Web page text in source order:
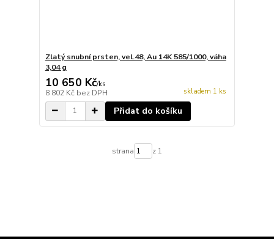
Zlatý snubní prsten, vel.48, Au 14K 585/1000, váha
3,04 g
10 650 Kč/ks
8 802 Kč bez DPH skladem 1 ks
Přidat do košíku
strana z 1